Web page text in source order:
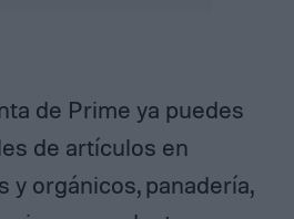
de Prime ya puedes
de artículos en
orgánicos, panadería,